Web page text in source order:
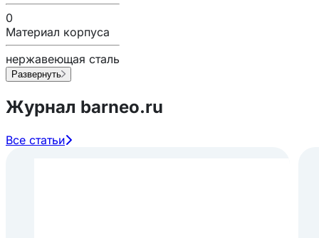
0
Материал корпуса
нержавеющая сталь
Развернуть
Журнал barneo.ru
Все статьи